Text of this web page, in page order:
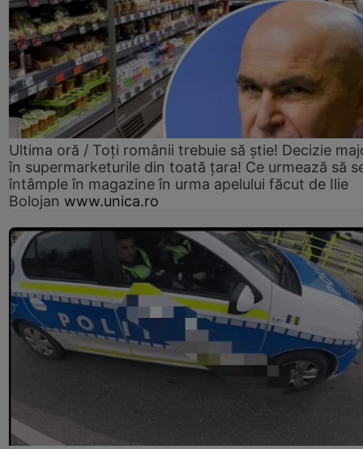
Ultima oră / Toți românii trebuie să știe! Decizie
în supermarketurile din toată țara! Ce urmează să
întâmple în magazine în urma apelului făcut de Ilie
Bolojan www.unica.ro